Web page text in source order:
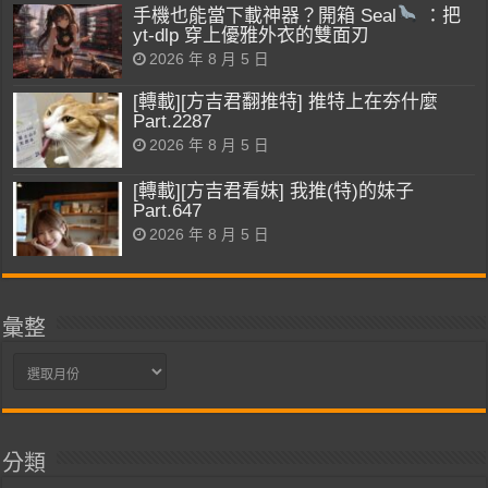
手機也能當下載神器？開箱 Seal
：把
yt-dlp 穿上優雅外衣的雙面刃
2026 年 8 月 5 日
[轉載][方吉君翻推特] 推特上在夯什麼
Part.2287
2026 年 8 月 5 日
[轉載][方吉君看妹] 我推(特)的妹子
Part.647
2026 年 8 月 5 日
彙整
彙
分類